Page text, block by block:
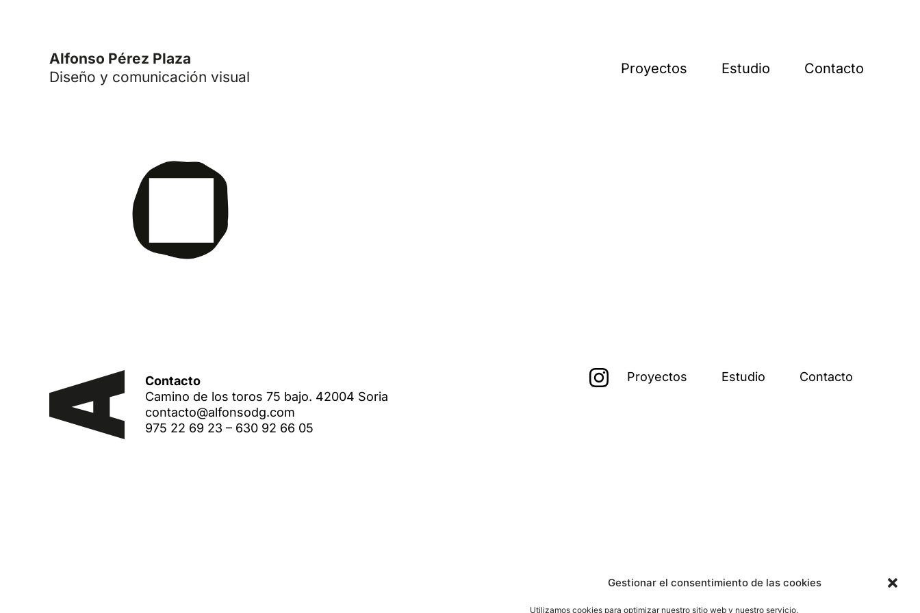
Gestionar el consentimiento de las cookies
Utilizamos cookies para optimizar nuestro sitio web y nuestro servicio.
Alfonso Pérez Plaza
Diseño y comunicación visual
Proyectos Estudio Contacto
Contacto
Camino de los toros 75 bajo. 42004 Soria
contacto@alfonsodg.com
975 22 69 23 – 630 92 66 05
Proyectos Estudio Contacto